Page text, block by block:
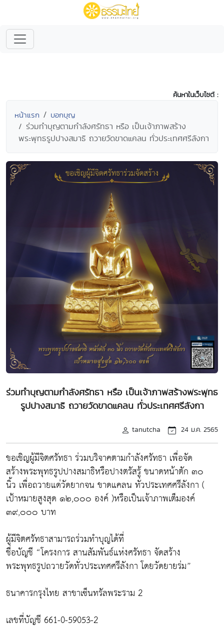
ค้นหาในเว็บไซต์ :
หน้าแรก บอกบุญ
ร่วมทำบุญตามกำลังศรัทธา หรือ เป็นเจ้าภาพสร้าง
พระพุทธรูปปางสมาธิ ถวายวัดขาดแคลน ทั่วประเทศศรีลังกา
ร่วมทำบุญตามกำลังศรัทธา หรือ เป็นเจ้าภาพสร้างพระพุทธ
รูปปางสมาธิ ถวายวัดขาดแคลน ทั่วประเทศศรีลังกา
tanutcha 24 ม.ค. 2565
ขอเชิญผู้มีจิตศรัทธา ร่วมบริจาคตามกำลังศรัทธา เพื่อจัด
สร้างพระพุทธรูปปางสมาธิหรือปางตรัสรู้ ขนาดหน้าตัก ๓๐
นิ้ว เพื่อถวายแด่วัดยากจน ขาดแคลน ทั่วประเทศศรีลังกา (
เป้าหมายสูงสุด ๑๒,๐๐๐ องค์ )หรือเป็นเจ้าภาพเต็มองค์
๓๙,๐๐๐ บาท
ผู้มีจิตศรัทธาสามารถร่วมทำบุญได้ที่
ชื่อบัญชี “โครงการ สานสัมพันธ์แห่งศรัทธา จัดสร้าง
พระพุทธรูปถวายวัดทั่วประเทศศรีลังกา โดยวัดยายร่ม”
ธนาคารกรุงไทย สาขาเซ็นทรัลพระราม 2
เลขที่บัญชี 661-0-59053-2